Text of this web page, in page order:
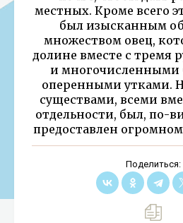
местных. Кроме всего
был изысканным
множеством овец,
долине вместе с тремя
и многочисленными
оперенными утками.
существами, всеми
отдельности, был, по-
предоставлен
Поделиться: